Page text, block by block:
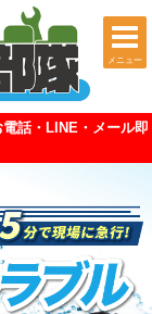
メニュー
話・LINE・メール即